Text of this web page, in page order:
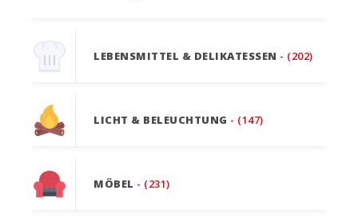
LEBENSMITTEL & DELIKATESSEN - (202)
LICHT & BELEUCHTUNG - (147)
MÖBEL - (231)